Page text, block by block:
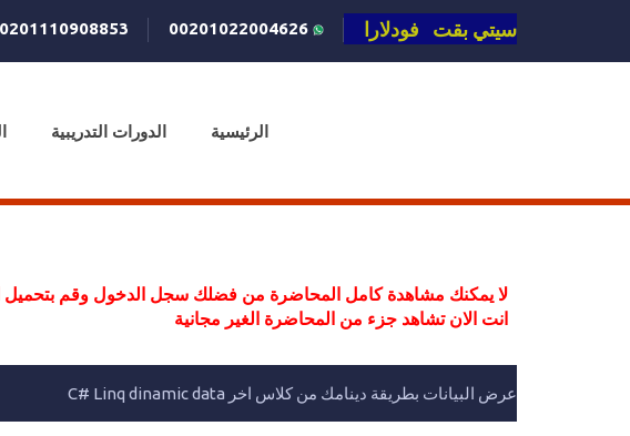
سيتي بقت فودلارا
الرئيسية الدورات التدريبية
لا يمكنك مشاهدة كامل المحاضرة من فضلك سجل الدخول وقم
انت الان تشاهد جزء من المحاضرة الغير مجانية
عرض البيانات بطريقة دينامك من كلاس اخر C# Linq dinamic data